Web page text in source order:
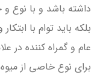
داشته باشد و با نوع و
بلکه باید توام با
عام و گمراه کننده در
برای نوع خاصی از